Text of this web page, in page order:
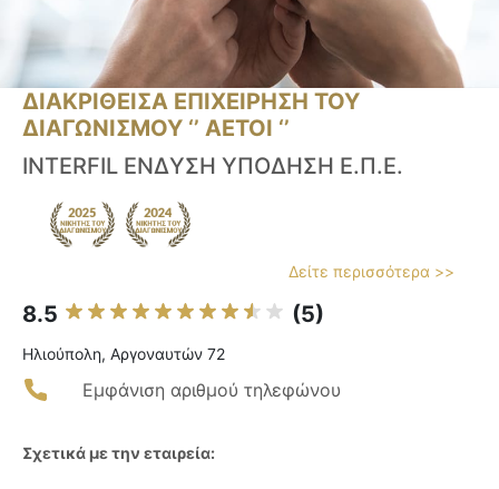
ΔΙΑΚΡΙΘΕΙΣΑ ΕΠΙΧΕΙΡΗΣΗ ΤΟΥ
ΔΙΑΓΩΝΙΣΜΟΥ ‘’ ΑΕΤΟΙ ‘’
INTERFIL ΕΝΔΥΣΗ ΥΠΟΔΗΣΗ Ε.Π.Ε.
Δείτε περισσότερα >>
8.5 (5)
Ηλιούπολη, Αργοναυτών 72
Εμφάνιση αριθμού τηλεφώνου
Σχετικά με την εταιρεία: